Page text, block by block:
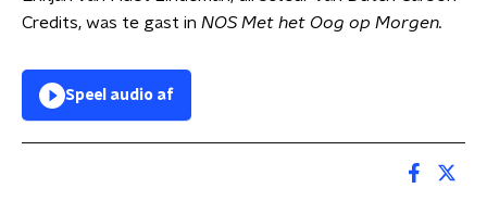
Credits, was te gast in NOS Met het Oog op Morgen.
Speel audio af